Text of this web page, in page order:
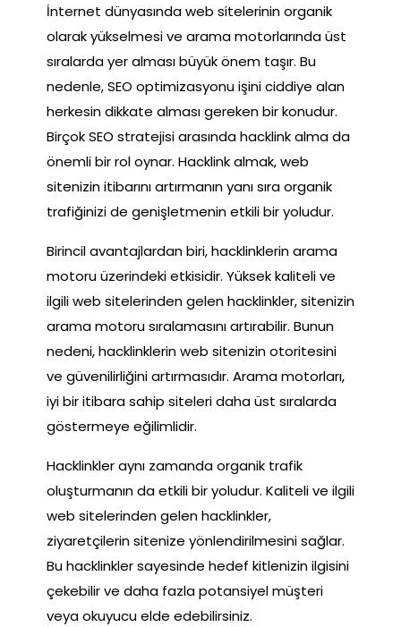
İnternet dünyasında web sitelerinin organik
olarak yükselmesi ve arama motorlarında üst
sıralarda yer alması büyük önem taşır. Bu
nedenle, SEO optimizasyonu işini ciddiye alan
herkesin dikkate alması gereken bir konudur.
Birçok SEO stratejisi arasında hacklink alma da
önemli bir rol oynar. Hacklink almak, web
sitenizin itibarını artırmanın yanı sıra organik
trafiğinizi de genişletmenin etkili bir yoludur.
Birincil avantajlardan biri, hacklinklerin arama
motoru üzerindeki etkisidir. Yüksek kaliteli ve
ilgili web sitelerinden gelen hacklinkler, sitenizin
arama motoru sıralamasını artırabilir. Bunun
nedeni, hacklinklerin web sitenizin otoritesini
ve güvenilirliğini artırmasıdır. Arama motorları,
iyi bir itibara sahip siteleri daha üst sıralarda
göstermeye eğilimlidir.
Hacklinkler aynı zamanda organik trafik
oluşturmanın da etkili bir yoludur. Kaliteli ve ilgili
web sitelerinden gelen hacklinkler,
ziyaretçilerin sitenize yönlendirilmesini sağlar.
Bu hacklinkler sayesinde hedef kitlenizin ilgisini
çekebilir ve daha fazla potansiyel müşteri
veya okuyucu elde edebilirsiniz.